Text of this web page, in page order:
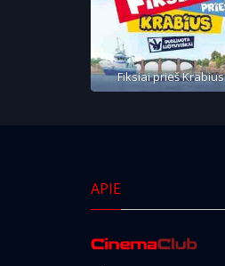
Fiksiai prieš Krabius
APIE